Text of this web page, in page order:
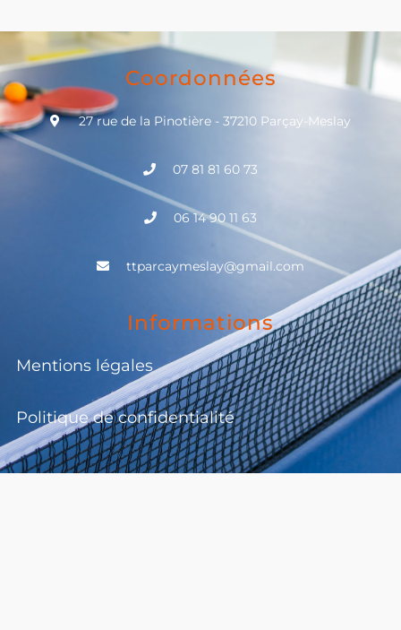
Coordonnées
27 rue de la Pinotière - 37210 Parçay-Meslay
07 81 81 60 73
06 14 90 11 63
ttparcaymeslay@gmail.com
Informations
Mentions légales
Politique de confidentialité